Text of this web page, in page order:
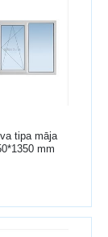
tipa māja
mm